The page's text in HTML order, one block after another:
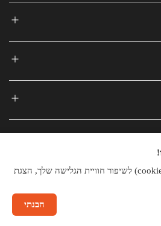
שמורות © 2025
אנחנו משתמשים בעוגיות (cookies) לשיפור חוויית הגלישה שלך, הצגת
הבנתי